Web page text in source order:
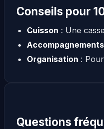
Conseils pour
Cuisson : Une
Accompagnements
Organisation :
Questions